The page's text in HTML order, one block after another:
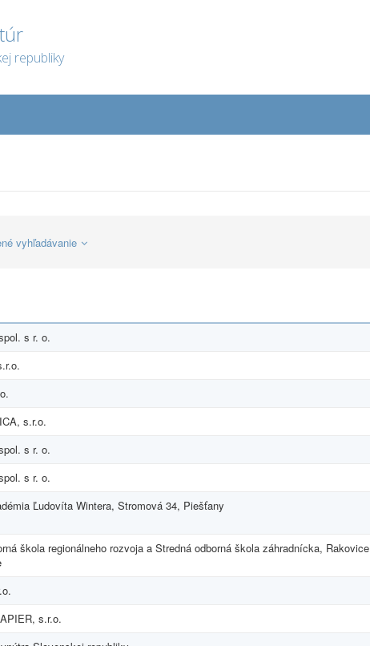
republiky
vyhľadávanie
s r. o.
s.r.o.
s r. o.
s r. o.
Ľudovíta Wintera, Stromová 34, Piešťany
škola regionálneho rozvoja a Stredná odborná škola záhradnícka, Rakovice
s.r.o.